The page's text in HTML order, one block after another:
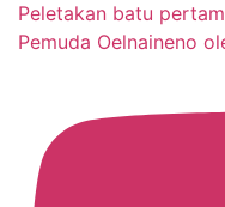
Peletakan batu
Pemuda Oelnaineno